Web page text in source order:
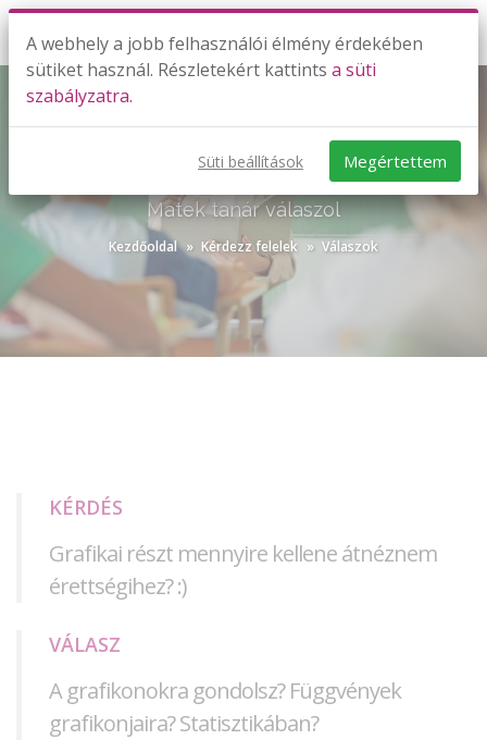
KÉRDEZZ-FELELEK VÁLASZOK
Matek tanár válaszol
Kezdőoldal Kérdezz felelek Válaszok
KÉRDÉS
Grafikai részt mennyire kellene átnéznem
érettségihez? :)
VÁLASZ
A grafikonokra gondolsz? Függvények
grafikonjaira? Statisztikában?
A webhely a jobb felhasználói élmény érdekében
sütiket használ. Részletekért kattints a süti
szabályzatra.
Süti beállítások Megértettem